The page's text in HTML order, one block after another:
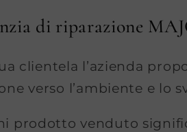
di riparazione
clientela l’azienda
verso l’ambiente e lo
prodotto venduto